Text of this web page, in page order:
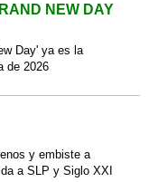
NEW DAY
Day' ya es la
de 2026
y embiste a
a SLP y Siglo XXI